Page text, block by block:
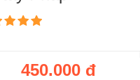
450.000 đ